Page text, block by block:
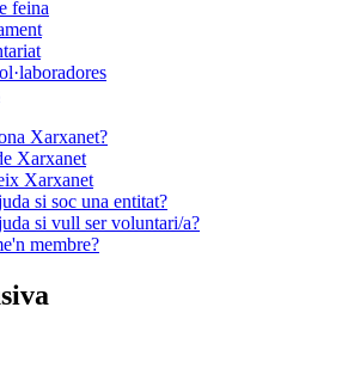
feina
Xarxanet?
Xarxanet
Xarxanet
si soc una entitat?
si vull ser voluntari/a?
membre?